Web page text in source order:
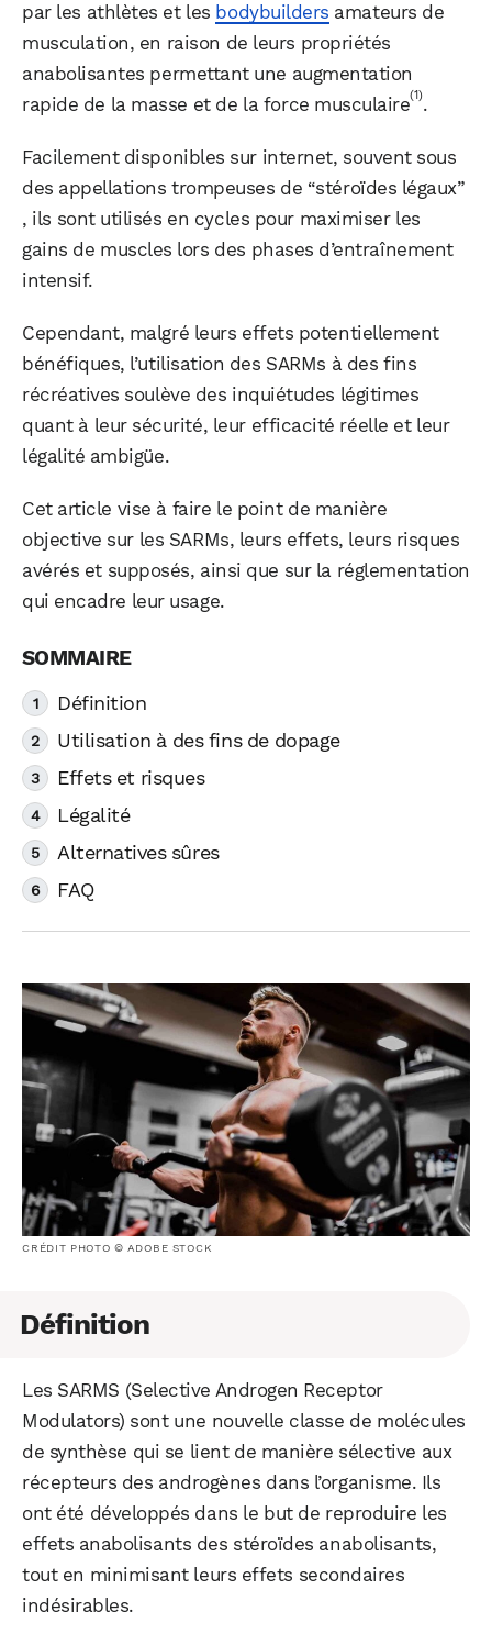
par les athlètes et les bodybuilders amateurs de
musculation, en raison de leurs propriétés
anabolisantes permettant une augmentation
rapide de la masse et de la force musculaire(1).
Facilement disponibles sur internet, souvent sous
des appellations trompeuses de “stéroïdes légaux”
, ils sont utilisés en cycles pour maximiser les
gains de muscles lors des phases d’entraînement
intensif.
Cependant, malgré leurs effets potentiellement
bénéfiques, l’utilisation des SARMs à des fins
récréatives soulève des inquiétudes légitimes
quant à leur sécurité, leur efficacité réelle et leur
légalité ambigüe.
Cet article vise à faire le point de manière
objective sur les SARMs, leurs effets, leurs risques
avérés et supposés, ainsi que sur la réglementation
qui encadre leur usage.
Définition
Utilisation à des fins de dopage
Effets et risques
Légalité
Alternatives sûres
FAQ
CRÉDIT PHOTO © ADOBE STOCK
Définition
Les SARMS (Selective Androgen Receptor
Modulators) sont une nouvelle classe de molécules
de synthèse qui se lient de manière sélective aux
récepteurs des androgènes dans l’organisme. Ils
ont été développés dans le but de reproduire les
effets anabolisants des stéroïdes anabolisants,
tout en minimisant leurs effets secondaires
indésirables.